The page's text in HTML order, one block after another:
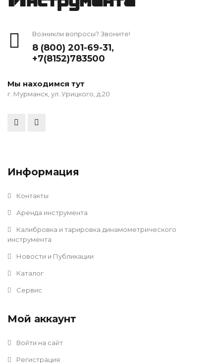
Возникли вопросы? Звоните!
8 (800) 201-69-31,
+7(8152)783500
Мы находимся тут
г. Мурманск, ул. Урицкого, д 20
Информация
Контакты
Аренда инструмента
Калибровка и тарировка динамометрического
инструмента
Новости и Публикации
Каталог
Сервис
Мой аккаунт
Войти на сайт
Регистрация